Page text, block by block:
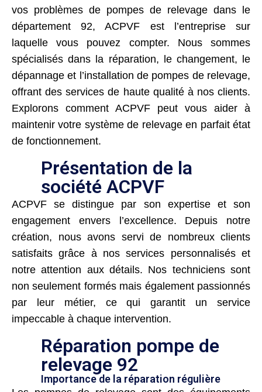
vos problèmes de pompes de relevage dans le
département 92, ACPVF est l’entreprise sur
laquelle vous pouvez compter. Nous sommes
spécialisés dans la réparation, le changement, le
dépannage et l’installation de pompes de relevage,
offrant des services de haute qualité à nos clients.
Explorons comment ACPVF peut vous aider à
maintenir votre système de relevage en parfait état
de fonctionnement.
Présentation de la
société ACPVF
ACPVF se distingue par son expertise et son
engagement envers l’excellence. Depuis notre
création, nous avons servi de nombreux clients
satisfaits grâce à nos services personnalisés et
notre attention aux détails. Nos techniciens sont
non seulement formés mais également passionnés
par leur métier, ce qui garantit un service
impeccable à chaque intervention.
Réparation pompe de
relevage 92
Importance de la réparation régulière